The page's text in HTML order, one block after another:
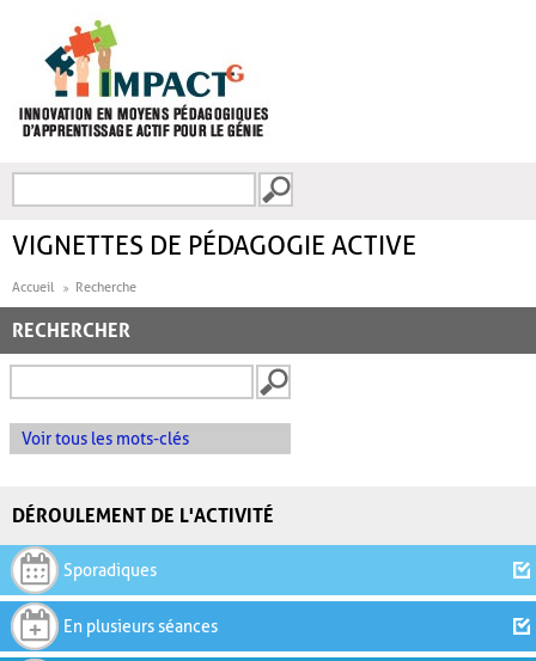
FORMULAIRE DE
VIGNETTES DE PÉDAGOGIE ACTIVE
Accueil Recherche
RECHERCHER
Voir tous les mots-clés
DÉROULEMENT DE L'ACTIVITÉ
Sporadiques
En plusieurs séances